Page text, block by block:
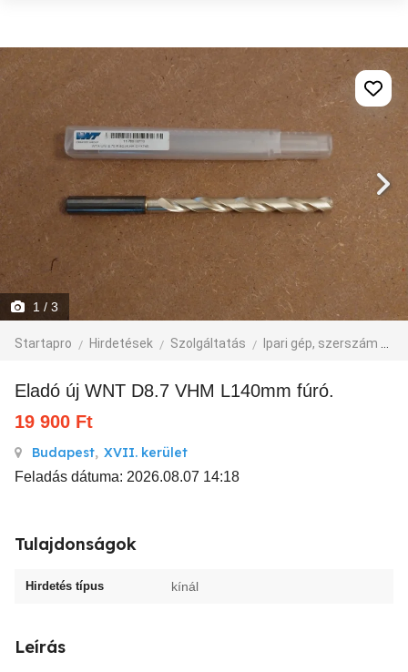
1 / 3
Startapro Hirdetések Szolgáltatás Ipari gép, szerszám
Eladó új WNT D8.7 VHM L140mm fúró.
19 900 Ft
Budapest, XVII. kerület
Feladás dátuma: 2026.08.07 14:18
Tulajdonságok
Hirdetés típus kínál
Leírás